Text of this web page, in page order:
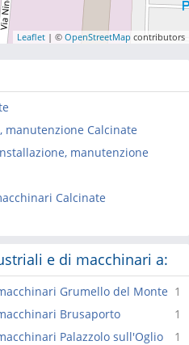
Leaflet | © OpenStreetMap contributors
Calcinate
manutenzione
Calcinate
e di macchinari a:
1
Grumello del Monte
1
Brusaporto
1
Palazzolo sull'Oglio